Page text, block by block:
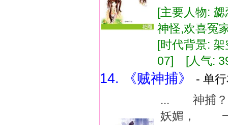
[主要人物:
神怪,欢喜冤
[时代背景:
07] [人气:
14. 《贼神捕》
- 单
... 神捕？
妖媚，